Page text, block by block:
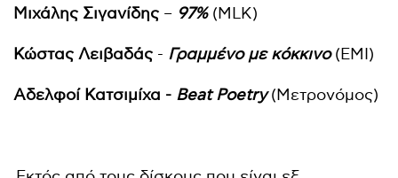
Μιχάλης Σιγανίδης – 97% (MLK)
Κώστας Λειβαδάς - Γραμμένο με κόκκινο(ΕΜΙ)
Αδελφοί Κατσιμίχα - Beat Poetry (Μετρονόμος)